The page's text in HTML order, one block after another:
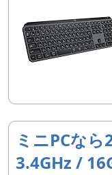
ミニPCな
3.4GHz /